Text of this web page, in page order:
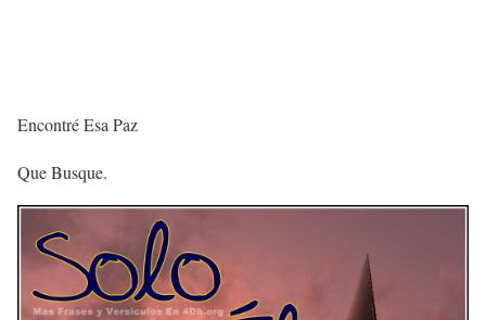
Encontré Esa Paz
Que Busque.